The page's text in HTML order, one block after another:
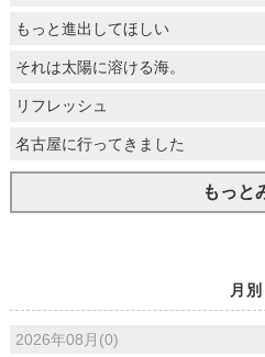
もっと進出してほしい
それは太陽に溶ける海。
リフレッシュ
名古屋に行ってきました
もっと
月別
2026年08月(0)